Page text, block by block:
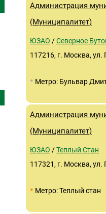
Администрация
(Муниципалитет)
ЮЗАО /Северное
117216, г. Москва, ул.
• Метро: Бульвар
Администрация
(Муниципалитет)
ЮЗАО /Теплый Стан
117321, г. Москва,
• Метро: Теплый стан